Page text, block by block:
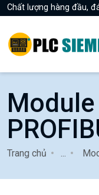
Chất lượng hàng đầu,
Trang chủ